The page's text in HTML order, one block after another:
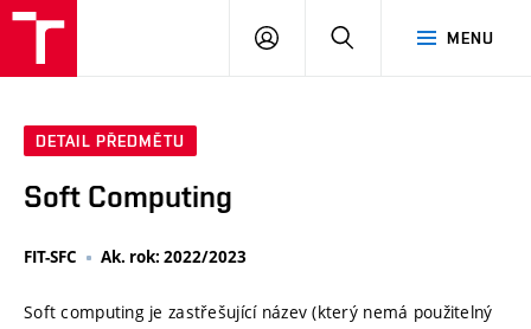
MENU
PŘIHLÁSIT
DETAIL PŘEDMĚTU
Soft Computing
FIT-SFC Ak. rok: 2022/2023
Soft computing je zastřešující název (který nemá použitelný